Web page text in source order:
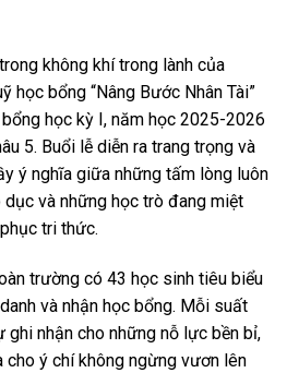
không khí trong lành của
học bổng “Nâng Bước Nhân Tài”
học kỳ I, năm học 2025-2026
5. Buổi lễ diễn ra trang trọng và
ý nghĩa giữa những tấm lòng luôn
và những học trò đang miệt
tri thức.
trường có 43 học sinh tiêu biểu
và nhận học bổng. Mỗi suất
nhận cho những nỗ lực bền bỉ,
cho ý chí không ngừng vươn lên